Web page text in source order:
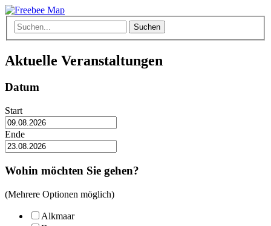
Suchen
Aktuelle Veranstaltungen
Datum
Start
Ende
Wohin möchten Sie gehen?
(Mehrere Optionen möglich)
Alkmaar